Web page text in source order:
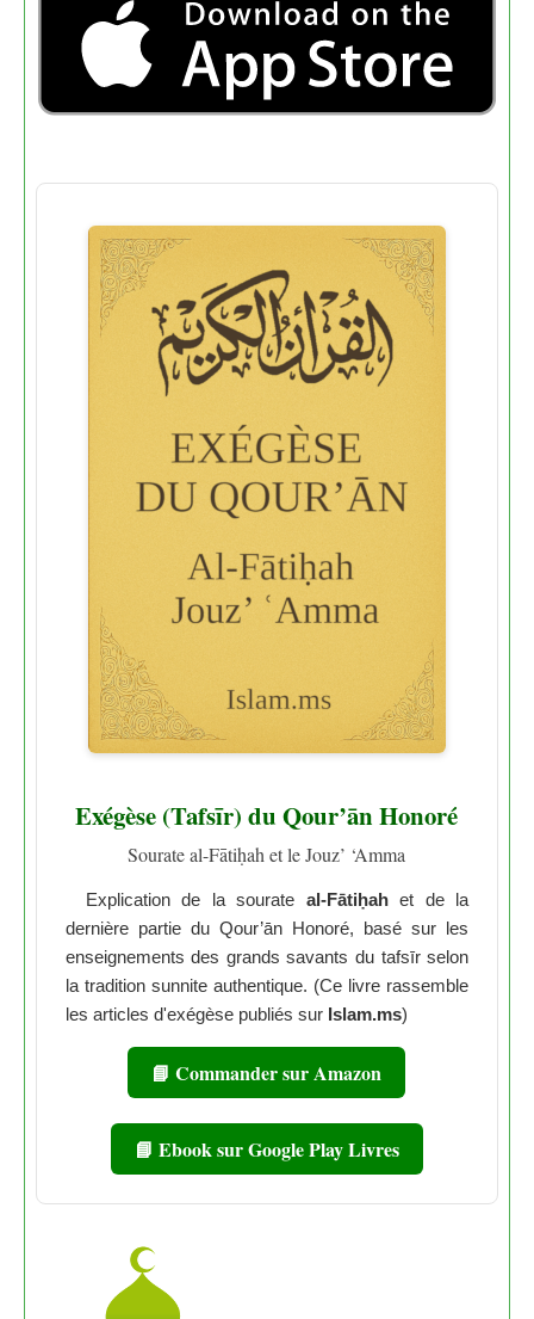
Exégèse (Tafsīr) du Qour’ān Honoré
Sourate al-Fātiḥah et le Jouz’ ‘Amma
Explication de la sourate al-Fātiḥahet de la
dernière partie du Qour’ān Honoré, basé sur les
enseignements des grands savants du tafsīr selon
la tradition sunnite authentique. (Ce livre rassemble
les articles d'exégèse publiés sur Islam.ms)
📘 Commander sur Amazon
📘 Ebook sur Google Play Livres